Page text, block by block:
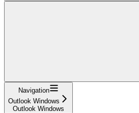
Navigation
Outlook Windows
Outlook Windows